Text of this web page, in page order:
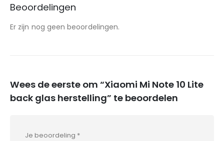
Beoordelingen
Er zijn nog geen beoordelingen.
Wees de eerste om “Xiaomi Mi Note 10 Lite
back glas herstelling” te beoordelen
Je beoordeling *